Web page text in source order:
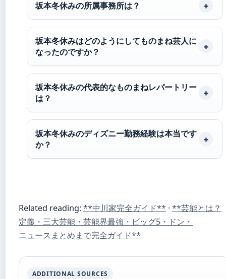
坂本冬休みの所属事務所は？
坂本冬休みはどのようにしてものまね芸人に
なったのですか？
坂本冬休みの代表的なものまねレパートリー
は？
坂本冬休みのディズニー勤務経験は本当です
か？
Related reading:**中川家完全ガイド** ·**芸能とは？
定義・三大芸能・芸能界最強・ビッグ5・ドン・
ニュースまとめまで完全ガイド**
ADDITIONAL SOURCES